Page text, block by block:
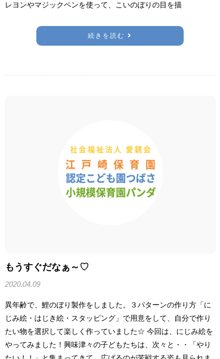
レヨンやマジックペンを使って、こいのぼりの目を描
続きを読む
もうすぐだなぁ～♡
2020.04.09
異年齢で、鯉のぼり製作をしました。３パターンの作り方「に
じみ絵・はじき絵・スタッピング」で用意をして、自分で作り
たい物を選択して楽しく作っていました☆ 今回は、にじみ絵を
やってみました！興味津々の子どもたちは、次々と・・「やり